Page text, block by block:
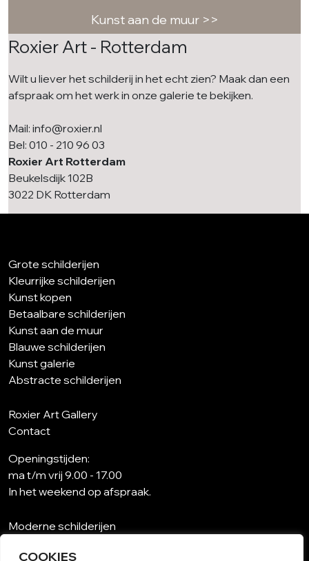
COOKIES
Kunst aan de muur >>
Roxier Art - Rotterdam
Wilt u liever het schilderij in het echt zien? Maak dan een
afspraak om het werk in onze galerie te bekijken.
Mail: info@roxier.nl
Bel: 010 - 210 96 03
Roxier Art Rotterdam
Beukelsdijk 102B
3022 DK Rotterdam
Grote schilderijen
Kleurrijke schilderijen
Kunst kopen
Betaalbare schilderijen
Kunst aan de muur
Blauwe schilderijen
Kunst galerie
Abstracte schilderijen
Roxier Art Gallery
Contact
Openingstijden:
ma t/m vrij 9.00 - 17.00
In het weekend op afspraak.
Moderne schilderijen